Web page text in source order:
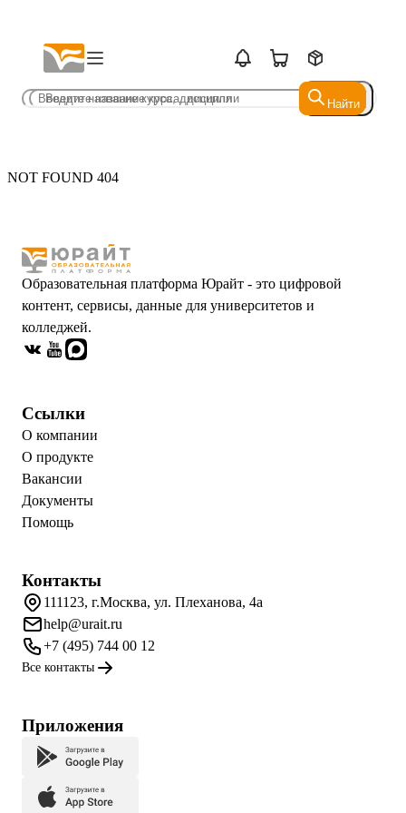
Найти
Найти
NOT FOUND 404
Образовательная платформа Юрайт - это цифровой
контент, сервисы, данные для университетов и
колледжей.
Ссылки
О компании
О продукте
Вакансии
Документы
Помощь
Контакты
111123, г.Москва, ул. Плеханова, 4а
help@urait.ru
+7 (495) 744 00 12
Все контакты
Приложения